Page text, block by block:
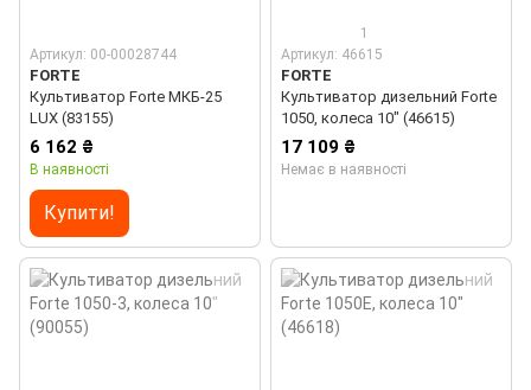
Артикул: 00-00028744
FORTE
Культиватор Forte МКБ-25
LUX (83155)
6 162 ₴
В наявності
Купити!
1
Артикул: 46615
FORTE
Культиватор дизельний Forte
1050, колеса 10" (46615)
17 109 ₴
Немає в наявності